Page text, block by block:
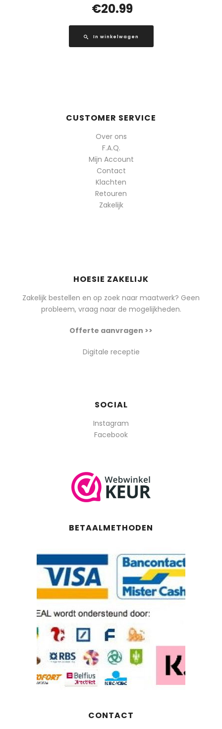
€20.99
In winkelwagen
CUSTOMER SERVICE
Over ons
F.A.Q.
Mijn Account
Contact
Klachten
Retouren
Zakelijk
HOESIE ZAKELIJK
Zakelijk bestellen en op zoek naar maatwerk? Geen
probleem, vraag naar de mogelijkheden.
Offerte aanvragen >>
Digitale receptie
SOCIAL
Instagram
Facebook
BETAALMETHODEN
CONTACT